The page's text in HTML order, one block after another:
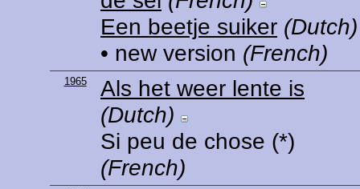
Een beetje suiker (Dutch)
• new version (French)
1965
Als het weer lente is
(Dutch)
Si peu de chose (*)
(French)